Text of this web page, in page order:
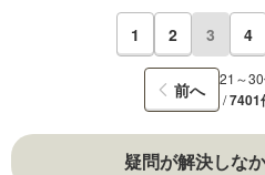
1 2 3 4
前へ
21～
/7401
疑問が解決しな